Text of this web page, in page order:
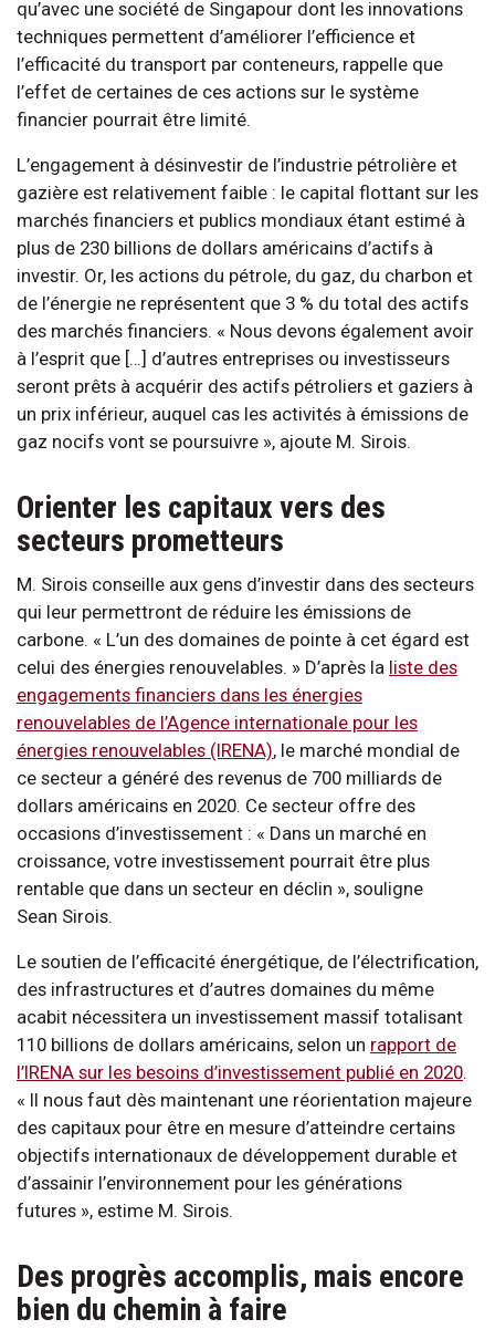
qu’avec une société de Singapour dont les innovations
techniques permettent d’améliorer l’efficience et
l’efficacité du transport par conteneurs, rappelle que
l’effet de certaines de ces actions sur le système
financier pourrait être limité.
L’engagement à désinvestir de l’industrie pétrolière et
gazière est relativement faible : le capital flottant sur les
marchés financiers et publics mondiaux étant estimé à
plus de 230 billions de dollars américains d’actifs à
investir. Or, les actions du pétrole, du gaz, du charbon et
de l’énergie ne représentent que 3 % du total des actifs
des marchés financiers. « Nous devons également avoir
à l’esprit que […] d’autres entreprises ou investisseurs
seront prêts à acquérir des actifs pétroliers et gaziers à
un prix inférieur, auquel cas les activités à émissions de
gaz nocifs vont se poursuivre », ajoute M. Sirois.
Orienter les capitaux vers des
secteurs prometteurs
M. Sirois conseille aux gens d’investir dans des secteurs
qui leur permettront de réduire les émissions de
carbone. « L’un des domaines de pointe à cet égard est
celui des énergies renouvelables. » D’après la liste des
engagements financiers dans les énergies
renouvelables de l’Agence internationale pour les
énergies renouvelables (IRENA), le marché mondial de
ce secteur a généré des revenus de 700 milliards de
dollars américains en 2020. Ce secteur offre des
occasions d’investissement : « Dans un marché en
croissance, votre investissement pourrait être plus
rentable que dans un secteur en déclin », souligne
Sean Sirois.
Le soutien de l’efficacité énergétique, de l’électrification,
des infrastructures et d’autres domaines du même
acabit nécessitera un investissement massif totalisant
110 billions de dollars américains, selon un rapport de
l’IRENA sur les besoins d’investissement publié en 2020.
« Il nous faut dès maintenant une réorientation majeure
des capitaux pour être en mesure d’atteindre certains
objectifs internationaux de développement durable et
d’assainir l’environnement pour les générations
futures », estime M. Sirois.
Des progrès accomplis, mais encore
bien du chemin à faire